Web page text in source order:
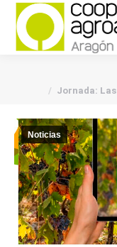
Jornada:
Noticias